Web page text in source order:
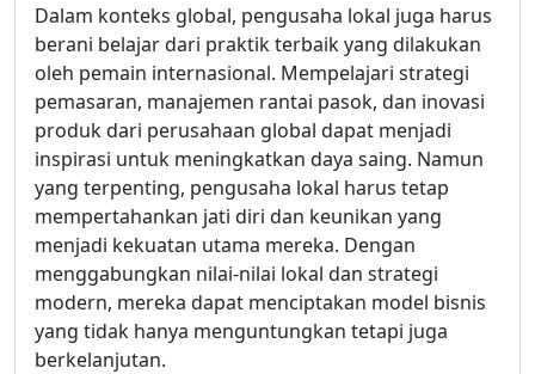
Dalam konteks global, pengusaha lokal juga harus
berani belajar dari praktik terbaik yang dilakukan
oleh pemain internasional. Mempelajari strategi
pemasaran, manajemen rantai pasok, dan inovasi
produk dari perusahaan global dapat menjadi
inspirasi untuk meningkatkan daya saing. Namun
yang terpenting, pengusaha lokal harus tetap
mempertahankan jati diri dan keunikan yang
menjadi kekuatan utama mereka. Dengan
menggabungkan nilai-nilai lokal dan strategi
modern, mereka dapat menciptakan model bisnis
yang tidak hanya menguntungkan tetapi juga
berkelanjutan.